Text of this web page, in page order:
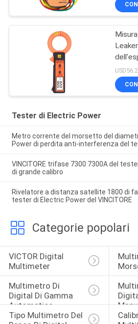
della
di CA,
online
Tester di Electric Power
Metro corrente del morsetto del
Power di perdita anti-interferenza del
VINCITORE trifase 7300 7300A del
di grande calibro
Rivelatore a distanza satellite 1800 di
tester di Electric Power del VINCITORE
Categorie popolari
VICTOR Digital
Multimeter
Multimetro Di
Digital Di Gamma
Automatico
Tipo Multimetro Del